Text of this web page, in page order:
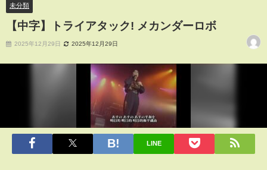
未分類
【中字】トライアタック! メカンダーロボ
2025年12月29日 2025年12月29日
LINE